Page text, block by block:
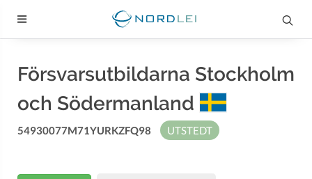
Försvarsutbildarna Stockholm
och Södermanland
54930077M71YURKZFQ98 UTSTEDT